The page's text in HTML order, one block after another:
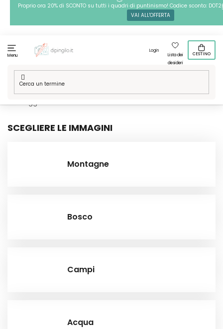
PassaProprio ora 20% di SCONTO su tutti i quadri di puntinismo! Codice sconto:
VAI ALL'OFFERTA
Menu
Login
Lista dei
desideri
CESTINO
SCEGLIERE LE IMMAGINI
Montagne
Bosco
Campi
Acqua